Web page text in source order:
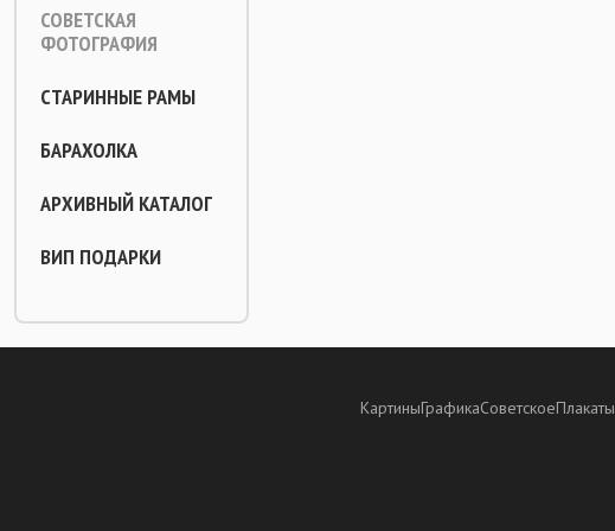
СОВЕТСКАЯ
ФОТОГРАФИЯ
СТАРИННЫЕ РАМЫ
БАРАХОЛКА
АРХИВНЫЙ КАТАЛОГ
ВИП ПОДАРКИ
КартиныГрафикаСоветскоеПлакаты